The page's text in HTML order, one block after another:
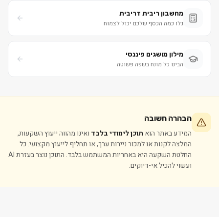
מחשבון ריבית דריבית
גלו כמה הכסף שלכם יכול לצמוח
מילון מושגים פיננסי
הבינו כל מונח בשפה פשוטה
הבהרה חשובה
המידע באתר הוא תוכן לימודי בלבד ואינו מהווה ייעוץ השקעות,
המלצה לקנות או למכור ניירות ערך, או תחליף לייעוץ מקצועי. כל
החלטת השקעה היא באחריות המשתמש בלבד. התוכן נוצר בעזרת AI
ועשוי להכיל אי-דיוקים.